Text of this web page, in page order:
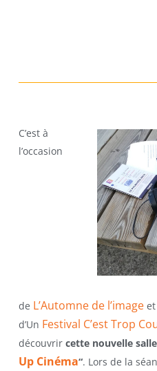
C’est à
l’occasion
de L’Automne de l’imageet
d’Un Festival C’est Trop
découvrir cette nouvelle
Up Cinéma“. Lors de la